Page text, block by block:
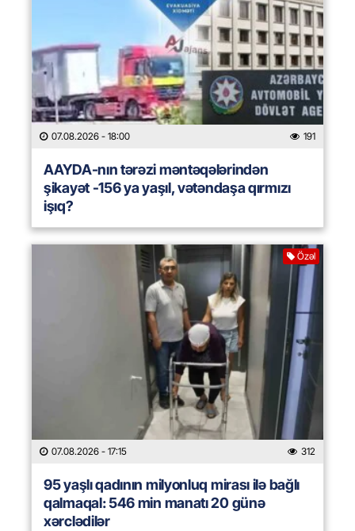
07.08.2026 - 18:00 191
AAYDA-nın tərəzi məntəqələrindən
şikayət -156 ya yaşıl, vətəndaşa qırmızı
işıq?
Özəl
07.08.2026 - 17:15 312
95 yaşlı qadının milyonluq mirası ilə bağlı
qalmaqal: 546 min manatı 20 günə
xərclədilər